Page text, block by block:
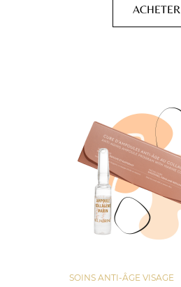
ACHETER
SOINS ANTI-ÂGE VISAGE